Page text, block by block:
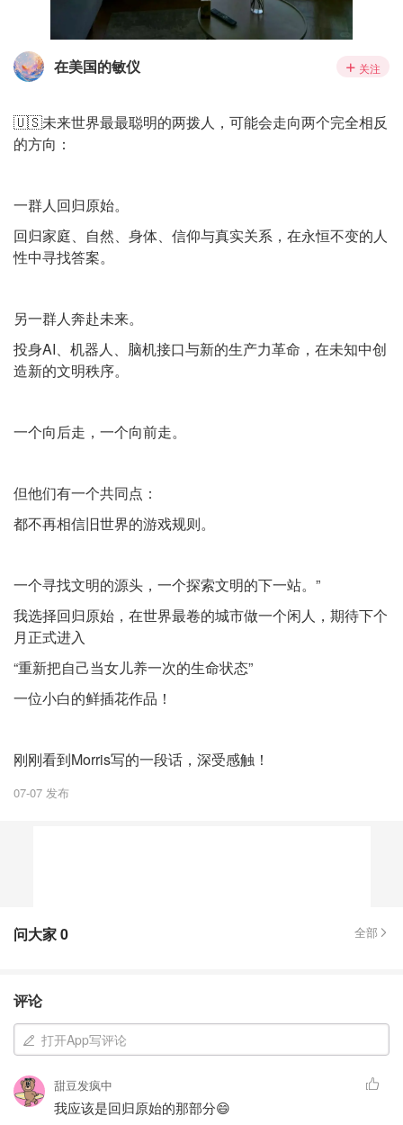
在美国的敏仪 关注
🇺🇸未来世界最最聪明的两拨人，可能会走向两个完全相反
的方向：
一群人回归原始。
回归家庭、自然、身体、信仰与真实关系，在永恒不变的人
性中寻找答案。
另一群人奔赴未来。
投身AI、机器人、脑机接口与新的生产力革命，在未知中创
造新的文明秩序。
一个向后走，一个向前走。
但他们有一个共同点：
都不再相信旧世界的游戏规则。
一个寻找文明的源头，一个探索文明的下一站。”
我选择回归原始，在世界最卷的城市做一个闲人，期待下个
月正式进入
“重新把自己当女儿养一次的生命状态”
一位小白的鲜插花作品！
刚刚看到Morris写的一段话，深受感触！
07-07 发布
问大家0 全部
评论
打开App写评论
甜豆发疯中
我应该是回归原始的那部分😄